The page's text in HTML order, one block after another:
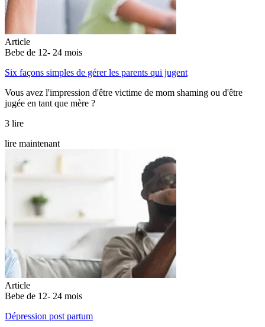
Article
Bebe de 12- 24 mois
Six façons simples de gérer les parents qui jugent
Vous avez l'impression d'être victime de mom shaming ou d'être
jugée en tant que mère ?
3 lire
lire maintenant
Article
Bebe de 12- 24 mois
Dépression post partum